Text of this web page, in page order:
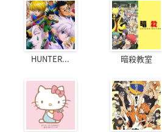
HUNTER... 暗殺教室